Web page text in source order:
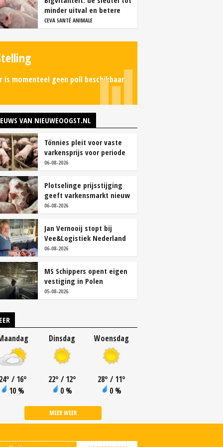
minder uitval en betere
groei
CEVA SANTÉ ANIMALE
is momenteel geen poll beschikbaar.
VAN NIEUWEOOGST.NL
Tönnies pleit voor vaste
varkensprijs voor periode
van zes maanden
06-08-2026
Plotselinge prijsstijging
geeft varkensmarkt nieuw
perspectief
06-08-2026
Jan Vernooij stopt bij
Vee&Logistiek Nederland
06-08-2026
MS Schippers opent eigen
vestiging in Polen
05-08-2026
° / 16°
10 %
Dinsdag
22° / 12°
0 %
Woensdag
28° / 11°
0 %
MEER WEER